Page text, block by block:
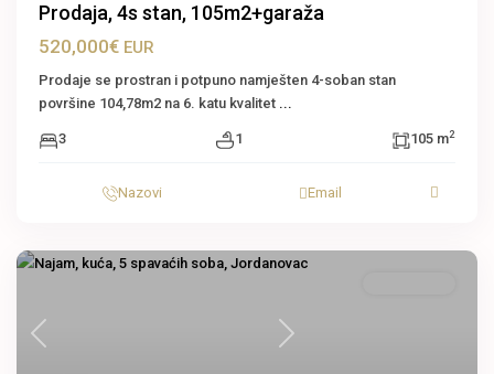
Prodaja, 4s stan, 105m2+garaža
520,000€ EUR
Prodaje se prostran i potpuno namješten 4-soban stan
površine 104,78m2 na 6. katu kvalitet ...
3 1 105 m2
Nazovi Email
Previous Next